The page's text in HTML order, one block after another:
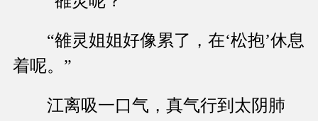
“雒灵姐姐好像累了，在‘松抱’休息
着呢。”
江离吸一口气，真气行到太阴肺